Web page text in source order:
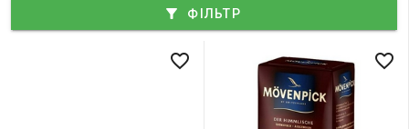
filter_alt ФІЛЬТР
favorite_border favorite_border